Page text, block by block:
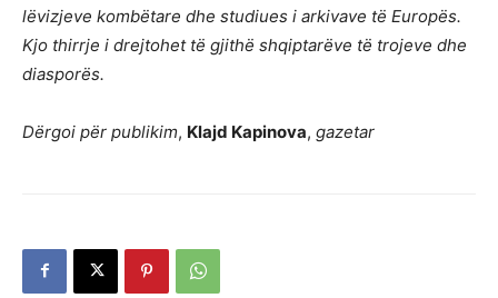
lëvizjeve kombëtare dhe studiues i arkivave të Europës.
Kjo thirrje i drejtohet të gjithë shqiptarëve të trojeve dhe
diasporës.
Dërgoi për publikim, Klajd Kapinova, gazetar